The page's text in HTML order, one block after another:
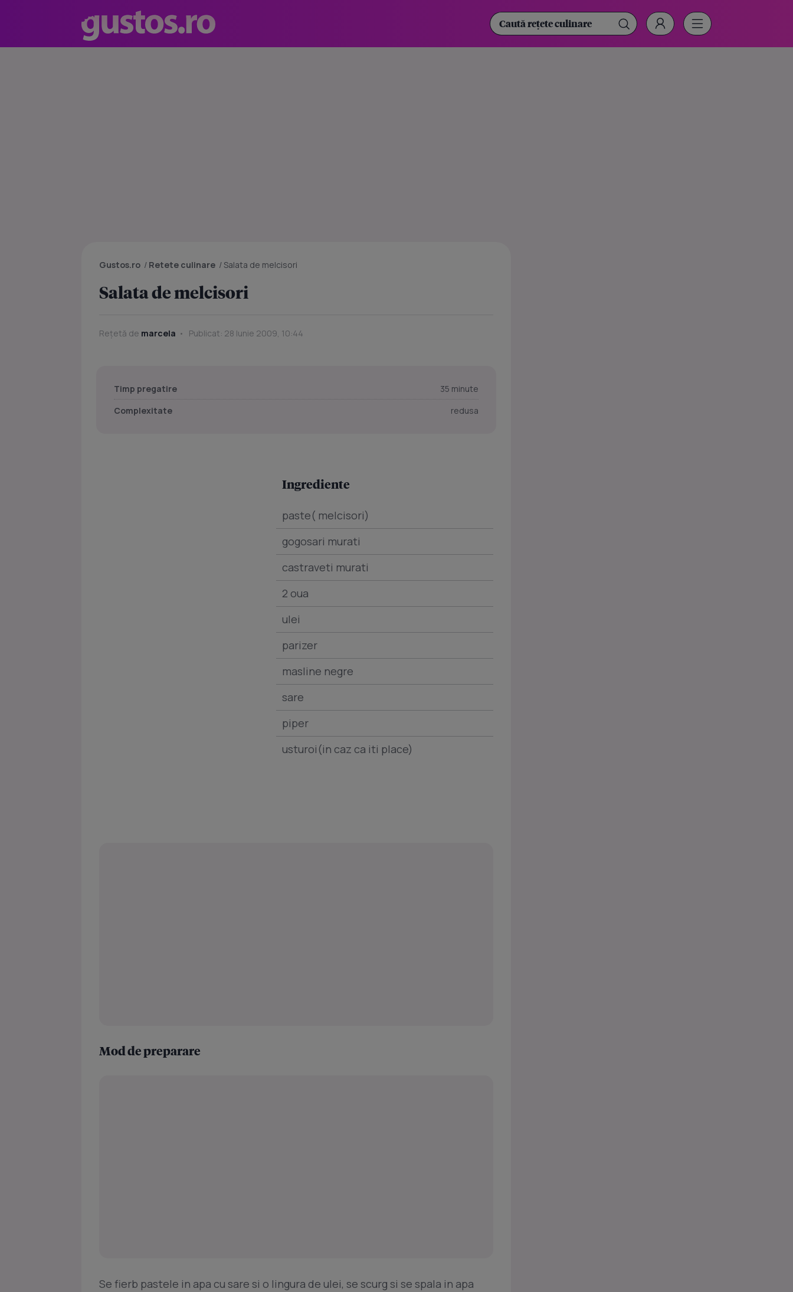
Gustos.ro / Retete culinare /Salata de melcisori
Salata de melcisori
Rețetă de marcela Publicat: 28 Iunie 2009, 10:44
Timp pregatire
35 minute
Complexitate
redusa
Ingrediente
paste( melcisori)
gogosari murati
castraveti murati
2 oua
ulei
parizer
masline negre
sare
piper
usturoi(in caz ca iti place)
Mod de preparare
Se fierb pastele in apa cu sare si o lingura de ulei, se scurg si se spala in apa